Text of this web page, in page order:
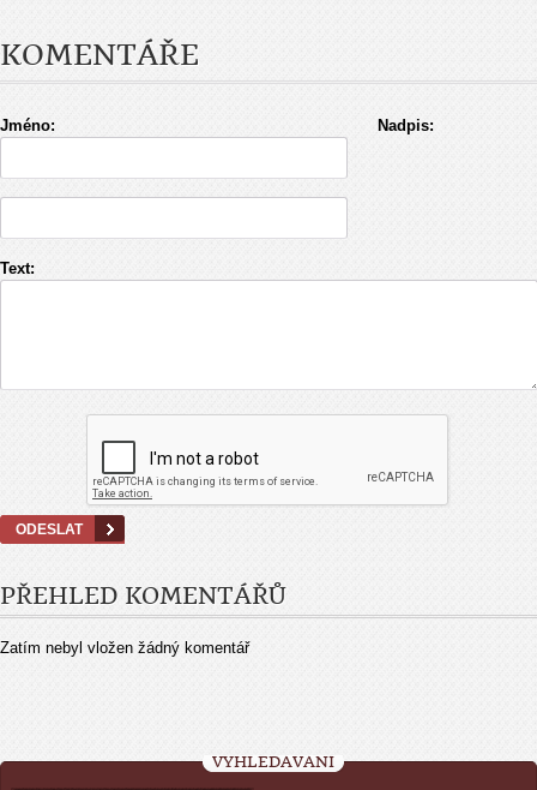
KOMENTÁŘE
Jméno: Nadpis:
Text:
PŘEHLED KOMENTÁŘŮ
Zatím nebyl vložen žádný komentář
VYHLEDÁVÁNÍ